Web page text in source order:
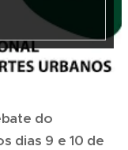
do
dias 9 e 10 de